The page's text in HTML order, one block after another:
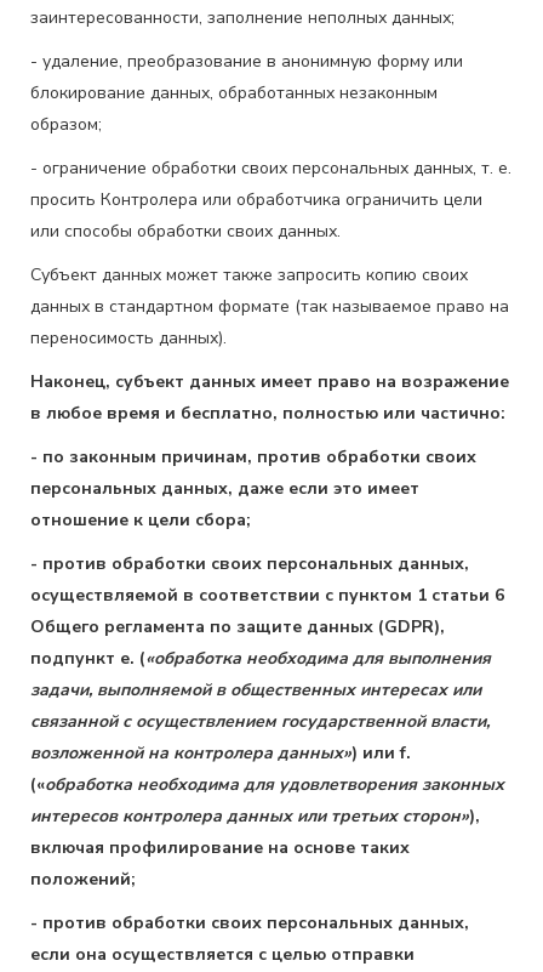
заинтересованности, заполнение неполных данных;
- удаление, преобразование в анонимную форму или
блокирование данных, обработанных незаконным
образом;
- ограничение обработки своих персональных данных, т. е.
просить Контролера или обработчика ограничить цели
или способы обработки своих данных.
Субъект данных может также запросить копию своих
данных в стандартном формате (так называемое право на
переносимость данных).
Наконец, субъект данных имеет право на возражение
в любое время и бесплатно, полностью или частично:
- по законным причинам, против обработки своих
персональных данных, даже если это имеет
отношение к цели сбора;
- против обработки своих персональных данных,
осуществляемой в соответствии с пунктом 1 статьи 6
Общего регламента по защите данных (GDPR),
подпункт e. («обработка необходима для выполнения
задачи, выполняемой в общественных интересах или
связанной с осуществлением государственной власти,
возложенной на контролера данных») или f.
(«обработка необходима для удовлетворения законных
интересов контролера данных или третьих сторон»),
включая профилирование на основе таких
положений;
- против обработки своих персональных данных,
если она осуществляется с целью отправки